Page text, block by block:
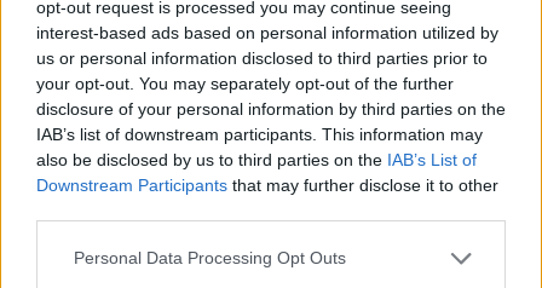
opt-out request is processed you may continue seeing
interest-based ads based on personal information utilized by
us or personal information disclosed to third parties prior to
your opt-out. You may separately opt-out of the further
disclosure of your personal information by third parties on the
IAB’s list of downstream participants. This information may
also be disclosed by us to third parties on the IAB’s List of
Downstream Participants that may further disclose it to other
Personal Data Processing Opt Outs
Klementa 869, Mladá Boleslav II)
06.08.2026 -Bosch Powertrain s.r.o. Jihlava • CNC operátor• mzda
Kč • náborový bonus 50.000 Kč • příspěvek na ubytování (Jihlava,
Jihlava)
06.08.2026 -
Bosch Powertrain s.r.o. • montážní dělník • mzda 44.700
týdenní zálohy na mzdu 2.000 Kč (Jihlava, okres Jihlava)
... další nabídky zaměstnání
Vybrané články